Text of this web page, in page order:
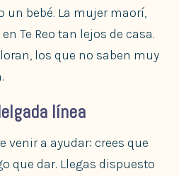
un bebé. La mujer maorí,
Te Reo tan lejos de casa.
los que no saben muy
línea
venir a ayudar: crees que
que dar. Llegas dispuesto